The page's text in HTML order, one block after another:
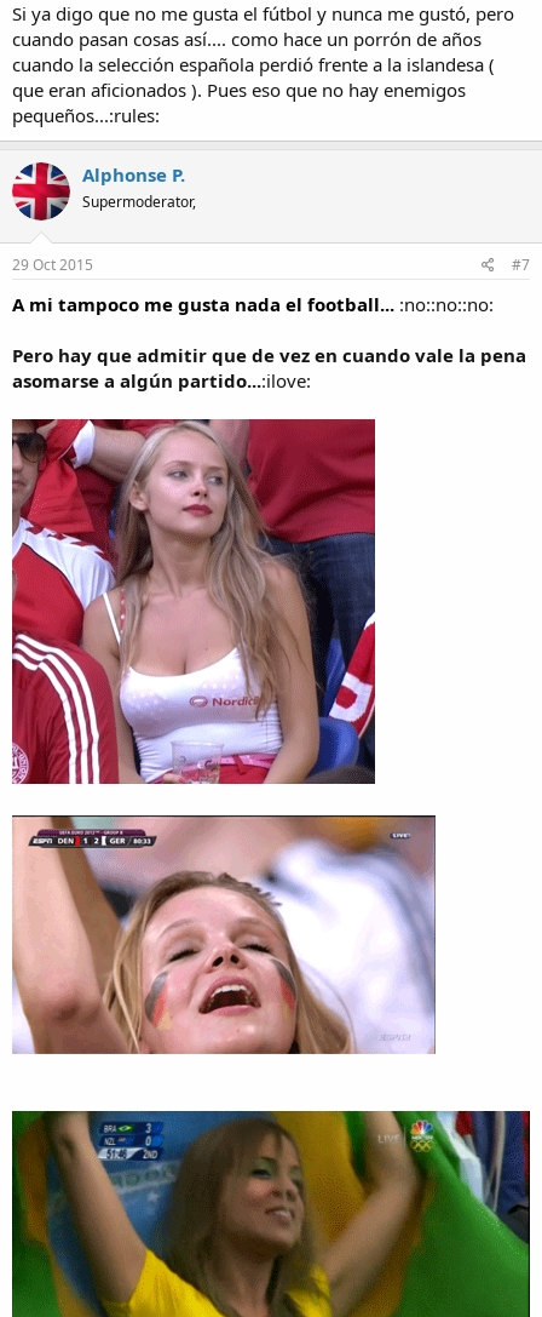
Si ya digo que no me gusta el fútbol y nunca me gustó, pero
cuando pasan cosas así.... como hace un porrón de años
cuando la selección española perdió frente a la islandesa (
que eran aficionados ). Pues eso que no hay enemigos
pequeños...:rules:
Alphonse P.
Supermoderator,
29 Oct 2015 #7
A mi tampoco me gusta nada el football... :no::no::no:
Pero hay que admitir que de vez en cuando vale la pena
asomarse a algún partido...:ilove: